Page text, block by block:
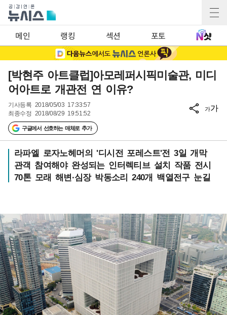
메인 랭킹 섹션 포토
[박현주 아트클럽]아모레퍼시픽미술관, 미디
어아트로 개관전 연 이유?
기사등록 2018/05/03 17:33:57
최종수정 2018/08/29 19:51:52
구글에서 선호하는 매체로 추가
가가
라파엘 로자노헤머의 '디시전 포레스트'전 3일 개막
관객 참여해야 완성되는 인터렉티브 설치 작품 전시
70톤 모래 해변·심장 박동소리 240개 백열전구 눈길